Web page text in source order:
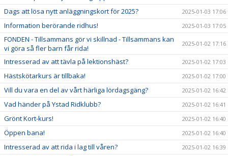
Dags att lösa nytt anläggningskort för 2025? 2025-01-03 17:06
Information berörande ridhus! 2025-01-03 17:05
FONDEN - Tillsammans gör vi skillnad - Tillsammans kan
vi göra så fler barn får rida!
2025-01-02 17:16
Intresserad av att tävla på lektionshäst? 2025-01-02 17:03
Hästskötarkurs är tillbaka! 2025-01-02 17:00
Vill du vara en del av vårt härliga lördagsgäng? 2025-01-02 16:42
Vad händer på Ystad Ridklubb? 2025-01-02 16:41
Grönt Kort-kurs! 2025-01-02 16:40
Öppen bana! 2025-01-02 16:40
Intresserad av att rida i lag till våren? 2025-01-02 16:39